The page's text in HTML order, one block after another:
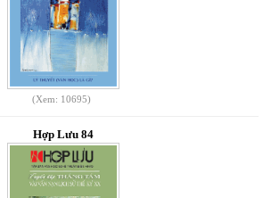
(Xem: 10695)
Hợp Lưu 84